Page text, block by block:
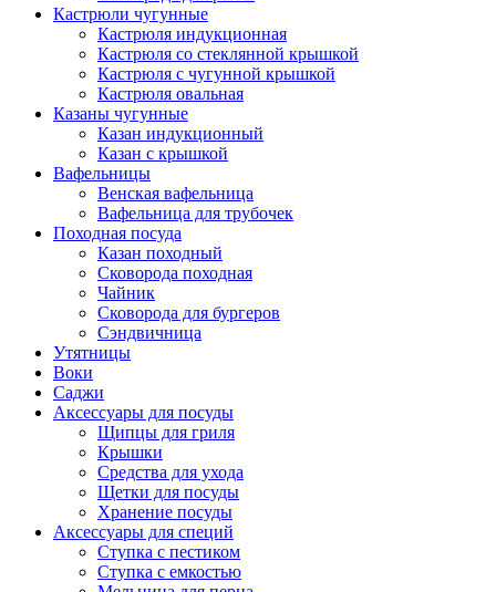
Кастрюли чугунные
Кастрюля индукционная
Кастрюля со стеклянной крышкой
Кастрюля с чугунной крышкой
Кастрюля овальная
Казаны чугунные
Казан индукционный
Казан с крышкой
Вафельницы
Венская вафельница
Вафельница для трубочек
Походная посуда
Казан походный
Сковорода походная
Чайник
Сковорода для бургеров
Сэндвичница
Утятницы
Bоки
Саджи
Аксессуары для посуды
Щипцы для гриля
Крышки
Средства для ухода
Щетки для посуды
Хранение посуды
Аксессуары для специй
Ступка с пестиком
Ступка с емкостью